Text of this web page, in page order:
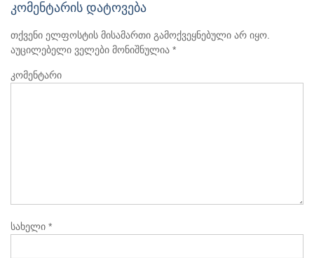
კომენტარის დატოვება
თქვენი ელფოსტის მისამართი გამოქვეყნებული არ იყო.
აუცილებელი ველები მონიშნულია *
კომენტარი
სახელი *